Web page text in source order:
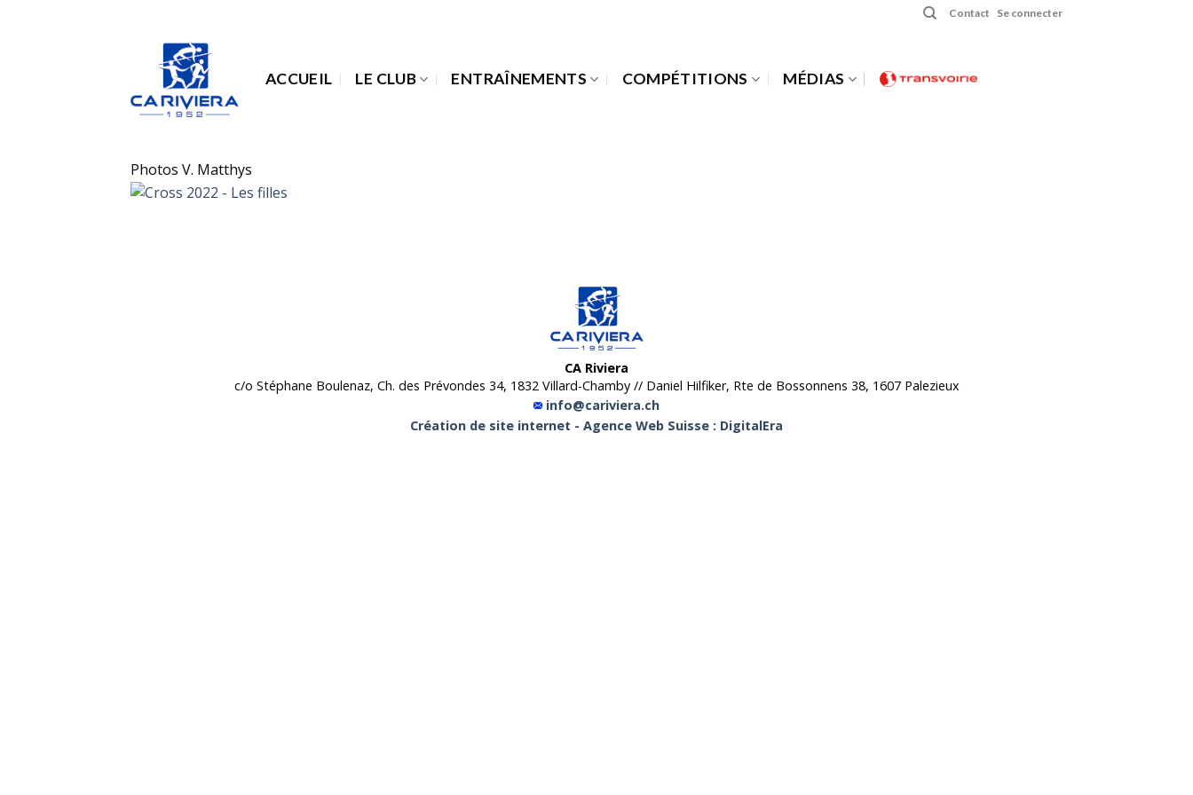
Contact Se connecter
ACCUEIL LE CLUB ENTRAÎNEMENTS COMPÉTITIONS MÉDIAS
Photos V. Matthys
CA Riviera
c/o Stéphane Boulenaz, Ch. des Prévondes 34, 1832 Villard-Chamby // Daniel Hilfiker, Rte de Bossonnens 38, 1607 Palezieux
info@cariviera.ch
Création de site internet - Agence Web Suisse : DigitalEra